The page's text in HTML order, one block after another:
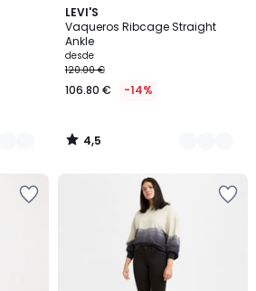
LEVI'S
Vaqueros Ribcage Straight
Ankle
desde
120.00 €
106.80 € -14%
4,5
/ 5
4
Colores
4,5
/